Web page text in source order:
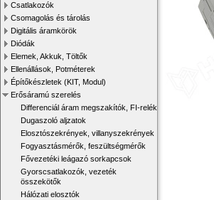
Csatlakozók
Csomagolás és tárolás
Digitális áramkörök
Diódák
Elemek, Akkuk, Töltők
Ellenállások, Potméterek
Építőkészletek (KIT, Modul)
Erősáramú szerelés
Differenciál áram megszakítók, FI-relék
Dugaszoló aljzatok
Elosztószekrények, villanyszekrények
Fogyasztásmérők, feszültségmérők
Fővezetéki leágazó sorkapcsok
Gyorscsatlakozók, vezeték
összekötők
Hálózati elosztók